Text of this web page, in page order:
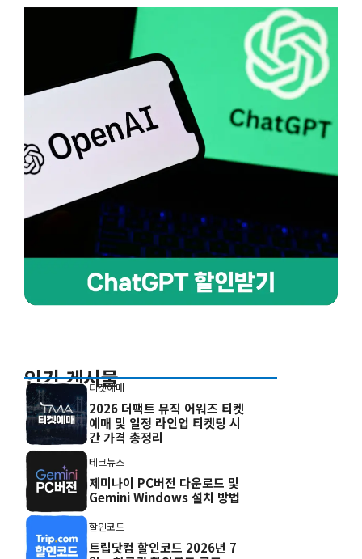
인기 게시물
티켓예매
2026 더팩트 뮤직 어워즈 티켓
예매 및 일정 라인업 티켓팅 시
간 가격 총정리
테크뉴스
제미나이 PC버전 다운로드 및
Gemini Windows 설치 방법
할인코드
트립닷컴 할인코드 2026년 7